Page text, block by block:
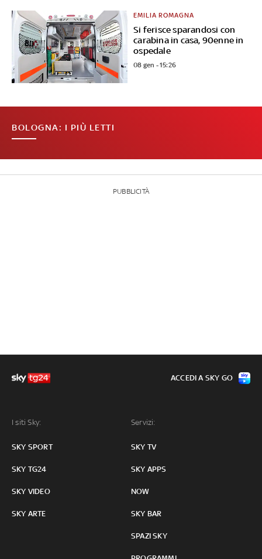
Si ferisce sparandosi con
carabina in casa, 90enne in
ospedale
EMILIA ROMAGNA
08 gen - 15:26
BOLOGNA: I PIÙ LETTI
PUBBLICITÀ
I siti Sky:
SKY SPORT
SKY TG24
SKY VIDEO
SKY ARTE
Servizi:
SKY TV
SKY APPS
NOW
SKY BAR
SPAZI SKY
ACCEDI A SKY GO